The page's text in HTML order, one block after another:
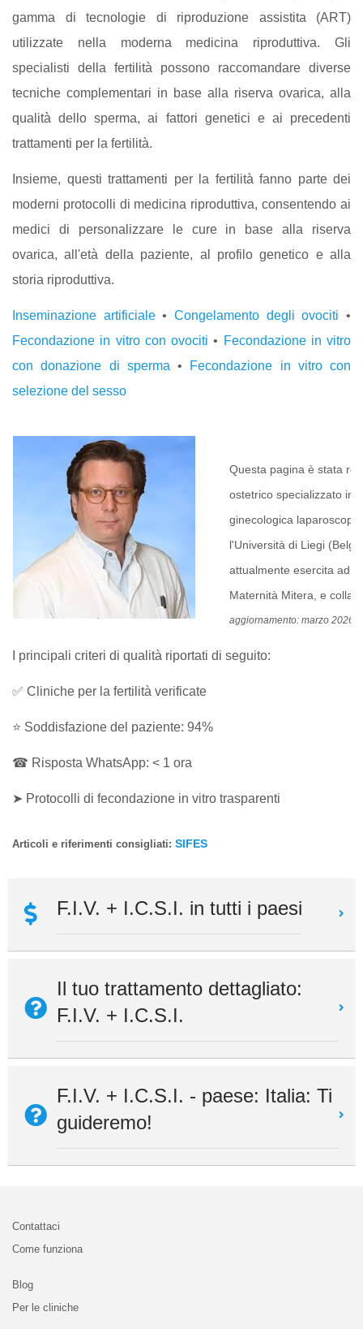
gamma di tecnologie di riproduzione assistita (ART)
utilizzate nella moderna medicina riproduttiva. Gli
specialisti della fertilità possono raccomandare diverse
tecniche complementari in base alla riserva ovarica, alla
qualità dello sperma, ai fattori genetici e ai precedenti
trattamenti per la fertilità.
Insieme, questi trattamenti per la fertilità fanno parte dei
moderni protocolli di medicina riproduttiva, consentendo ai
medici di personalizzare le cure in base alla riserva
ovarica, all'età della paziente, al profilo genetico e alla
storia riproduttiva.
Inseminazione artificiale•Congelamento degli ovociti •
Fecondazione in vitro con ovociti • Fecondazione in vitro
con donazione di sperma •
Fecondazione in vitro con
selezione del sesso
Questa pagina è stata
ostetrico specializzato in
ginecologica
l'Università di Liegi
attualmente esercita ad
Maternità Mitera, e
aggiornamento: marzo 2026
I principali criteri di qualità riportati di seguito:
✅ Cliniche per la fertilità verificate
⭐ Soddisfazione del paziente: 94%
☎ Risposta WhatsApp: < 1 ora
➤ Protocolli di fecondazione in vitro trasparenti
Articoli e riferimenti consigliati: SIFES
F.I.V. + I.C.S.I. in tutti i paesi
Il tuo trattamento dettagliato:
F.I.V. + I.C.S.I.
F.I.V. + I.C.S.I. - paese: Italia: Ti
guideremo!
Contattaci
Come funziona
Blog
Per le cliniche